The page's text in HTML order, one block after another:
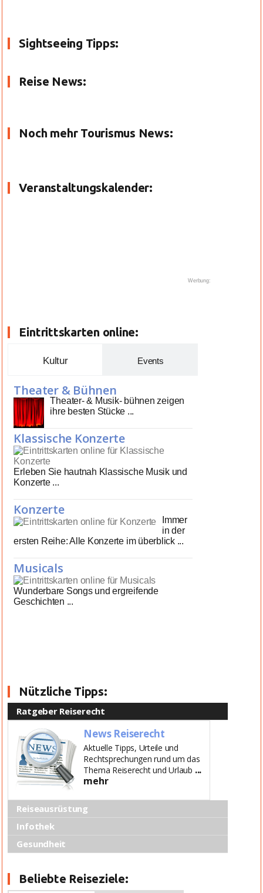
Sightseeing Tipps:
Reise News:
Noch mehr Tourismus News:
Veranstaltungskalender:
Werbung:
Eintrittskarten online:
Kultur Events
Theater & Bühnen
Theater- & Musik- bühnen zeigen
ihre besten Stücke ...
Klassische Konzerte
Erleben Sie hautnah Klassische Musik und
Konzerte ...
Konzerte
Immer
in der
ersten Reihe: Alle Konzerte im überblick ...
Musicals
Wunderbare Songs und ergreifende
Geschichten ...
Nützliche Tipps:
Ratgeber Reiserecht
News Reiserecht
Aktuelle Tipps, Urteile und
Rechtsprechungen rund um das
Thema Reiserecht und Urlaub ...
mehr
Reiseausrüstung
Infothek
Gesundheit
Beliebte Reiseziele: